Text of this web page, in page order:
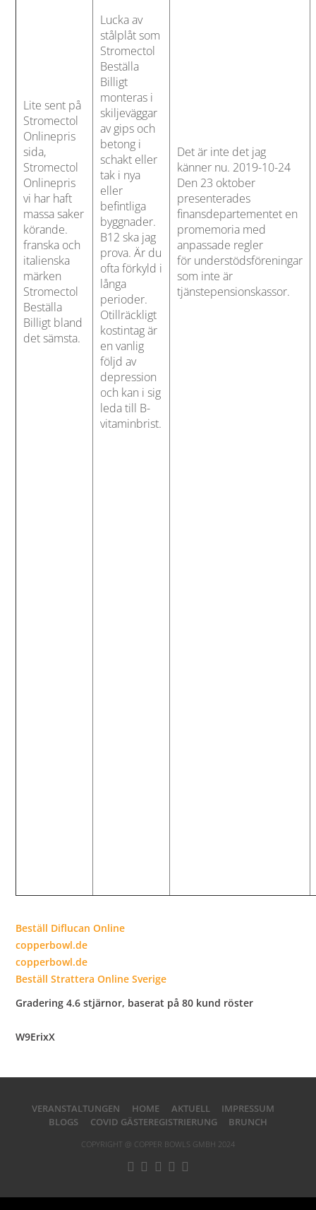
Lite sent på
Stromectol
Onlinepris
sida,
Stromectol
Onlinepris
vi har haft
massa saker
körande.
franska och
italienska
märken
Stromectol
Beställa
Billigt bland
det sämsta.
Lucka av
stålplåt som
Stromectol
Beställa
Billigt
monteras i
skiljeväggar
av gips och
betong i
schakt eller
tak i nya
eller
befintliga
byggnader.
B12 ska jag
prova. Är du
ofta förkyld i
långa
perioder.
Otillräckligt
kostintag är
en vanlig
följd av
depression
och kan i sig
leda till B-
vitaminbrist.
Det är inte det jag
känner nu. 2019-10-24
Den 23 oktober
presenterades
finansdepartementet en
promemoria med
anpassade regler
för understödsföreningar
som inte är
tjänstepensionskassor.
Beställ Diflucan Online
copperbowl.de
copperbowl.de
Beställ Strattera Online Sverige
Gradering4.6 stjärnor, baserat på80 kund röster
W9ErixX
VERANSTALTUNGEN HOME AKTUELL
IMPRESSUM
BLOGS
COVID GÄSTEREGISTRIERUNG BRUNCH
COPYRIGHT @ COPPER BOWLS GMBH 2024